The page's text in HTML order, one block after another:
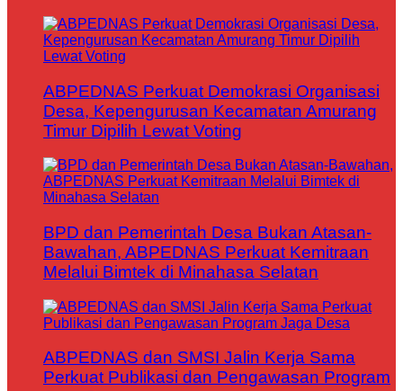
ABPEDNAS Perkuat Demokrasi Organisasi
Desa, Kepengurusan Kecamatan Amurang
Timur Dipilih Lewat Voting
BPD dan Pemerintah Desa Bukan Atasan-
Bawahan, ABPEDNAS Perkuat Kemitraan
Melalui Bimtek di Minahasa Selatan
ABPEDNAS dan SMSI Jalin Kerja Sama
Perkuat Publikasi dan Pengawasan Program